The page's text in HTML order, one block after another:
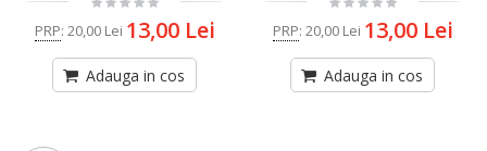
PRP: 20,00 Lei 13,00 Lei
Adauga in cos
PRP: 20,00 Lei 13,00 Lei
Adauga in cos